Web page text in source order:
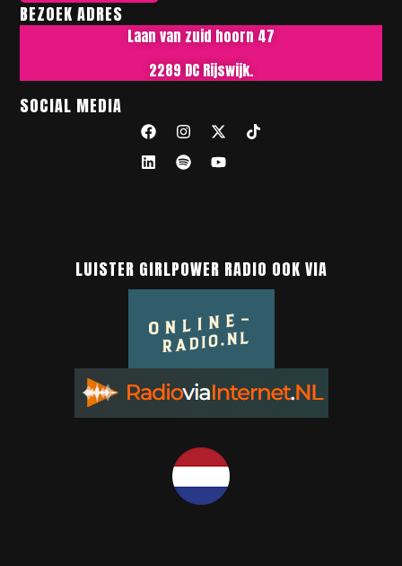
BEZOEK ADRES
Laan van zuid hoorn 47
2289 DC Rijswijk.
SOCIAL MEDIA
LUISTER GIRLPOWER RADIO OOK VIA